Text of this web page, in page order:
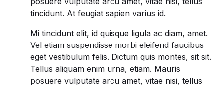
tincidunt. At feugiat sapien varius id.
Mi tincidunt elit, id quisque ligula ac diam, amet.
Vel etiam suspendisse morbi eleifend faucibus
eget vestibulum felis. Dictum quis montes, sit sit.
Tellus aliquam enim urna, etiam. Mauris
posuere vulputate arcu amet, vitae nisi, tellus